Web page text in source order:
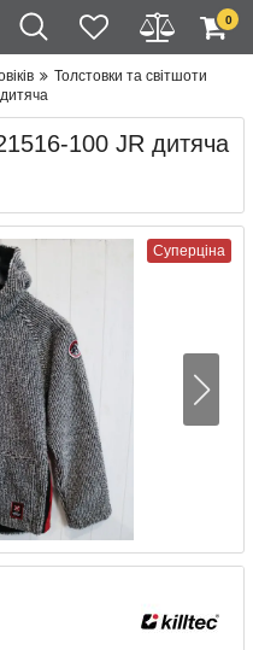
0
Толстовки та світшоти
100 JR дитяча
Суперціна